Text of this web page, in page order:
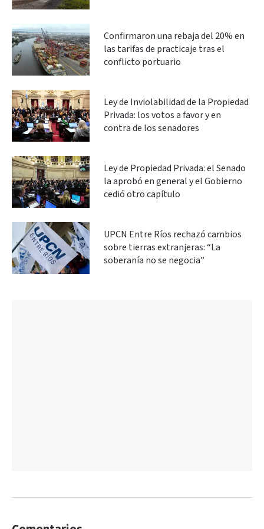
Confirmaron una rebaja del 20% en
las tarifas de practicaje tras el
conflicto portuario
Ley de Inviolabilidad de la Propiedad
Privada: los votos a favor y en
contra de los senadores
Ley de Propiedad Privada: el Senado
la aprobó en general y el Gobierno
cedió otro capítulo
UPCN Entre Ríos rechazó cambios
sobre tierras extranjeras: “La
soberanía no se negocia”